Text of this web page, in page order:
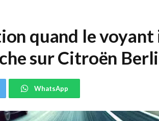
quand le
sur Citroën
WhatsApp